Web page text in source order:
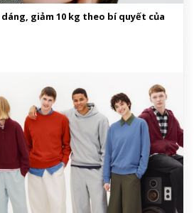
giảm 10 kg theo bí quyết của